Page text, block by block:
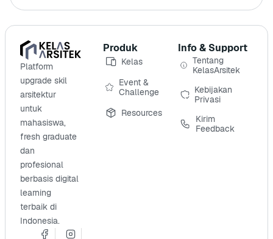
Platform
upgrade skil
arsitektur
untuk
mahasiswa,
fresh graduate
dan
profesional
berbasis digital
learning
terbaik di
Indonesia.
Produk
Kelas
Event &
Challenge
Resources
Info & Support
Tentang
KelasArsitek
Kebijakan
Privasi
Kirim
Feedback